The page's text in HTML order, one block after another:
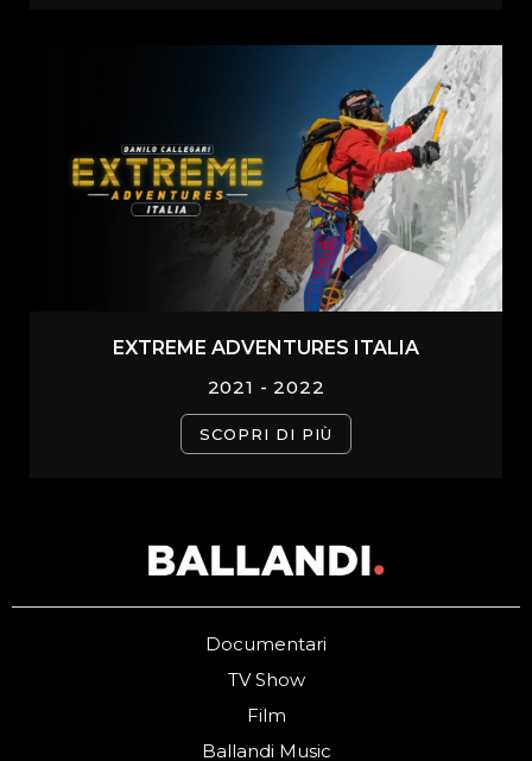
EXTREME ADVENTURES ITALIA
2021 - 2022
SCOPRI DI PIÙ
Documentari
TV Show
Film
Ballandi Music